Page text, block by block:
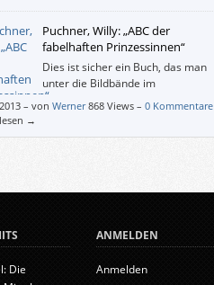
Puchner, Willy: „ABC der
fabelhaften Prinzessinnen“
Dies ist sicher ein Buch, das man
unter die Bildbände im
Wohnzimmer einreihen und immer
hervorholen wird. Kinder werden es später
– von Werner 868 Views – 0 Kommentare
→
Die
ANMELDEN
Anmelden